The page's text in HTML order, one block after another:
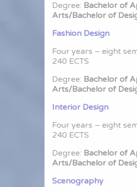
Degree: Bachelor of
Arts/Bachelor of
Fashion Design
Four years – eight
240 ECTS
Degree: Bachelor of
Arts/Bachelor of
Interior Design
Four years – eight
240 ECTS
Degree: Bachelor of
Arts/Bachelor of
Scenography